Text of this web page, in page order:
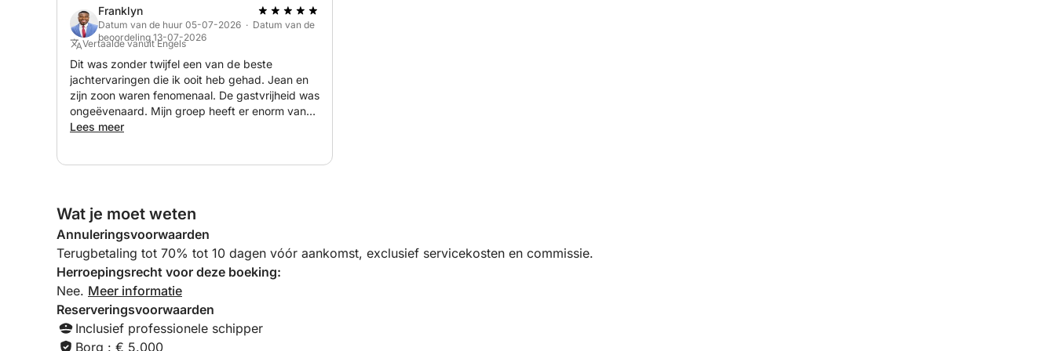
Geniet van de verfijnde ruimtes aan boord:
• Panoramische flybridge met buitenlounge
• Grote ligbedden voorin
• Ruime cockpit met een gezellige buitentafel
• Modern, elegant en van airconditioning voorzien interieur
• Groot achterdek, ideaal om te zwemmen
Beleef een tijdloze ervaring:
• Paddleboarden voor anker
• Ontspannen terwijl u de zonsondergang bewondert
• Exclusieve baaien ontdekken die alleen over zee bereikbaar zijn
Geniet van een gezellig aperitief in een chique en ontspannen sfeer:
• Dranken aan boord
• Frisdranken en gekoelde dranken
• Premium aperitief inbegrepen
Franklyn
Datum van de huur 05-07-2026 · Datum van de
beoordeling 13-07-2026
Vertaalde vanuit Engels
Dit was zonder twijfel een van de beste
jachtervaringen die ik ooit heb gehad. Jean en
zijn zoon waren fenomenaal. De gastvrijheid was
ongeëvenaard. Mijn groep heeft er enorm van
genoten. Het maakte mijn verjaardag perfect.
Lees meer
Wat je moet weten
Annuleringsvoorwaarden
Terugbetaling tot 70% tot 10 dagen vóór aankomst, exclusief servicekosten en commissie.
Herroepingsrecht voor deze boeking:
Nee. Meer informatie
Reserveringsvoorwaarden
Inclusief professionele schipper
Borg : € 5.000